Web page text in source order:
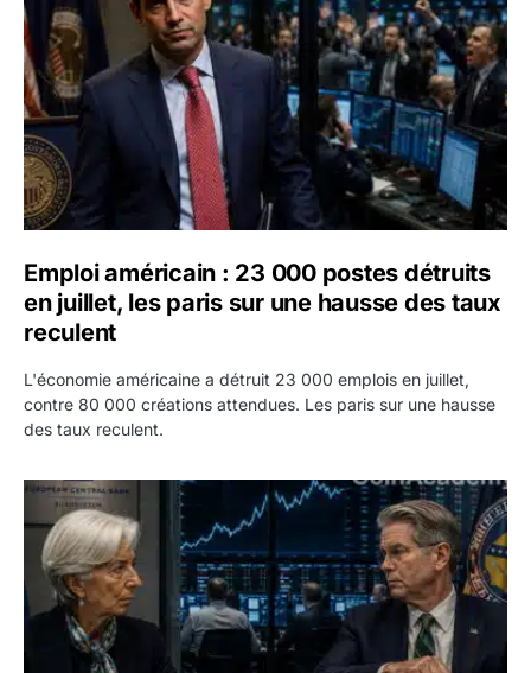
Emploi américain : 23 000 postes détruits
en juillet, les paris sur une hausse des taux
reculent
L'économie américaine a détruit 23 000 emplois en juillet,
contre 80 000 créations attendues. Les paris sur une hausse
des taux reculent.
Yen : Washington a vendu des euros sans prévenir la